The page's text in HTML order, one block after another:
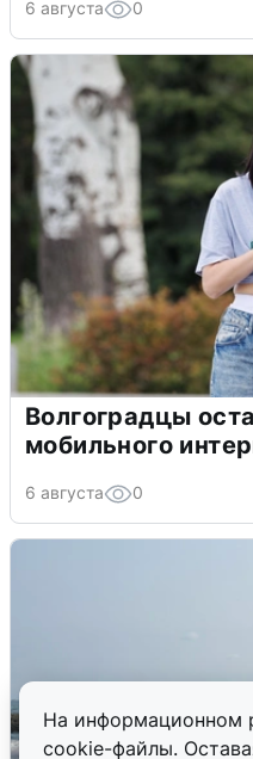
На информационном
cookie-файлы.
6 августа 0
Волгоградцы
мобильного
6 августа 0